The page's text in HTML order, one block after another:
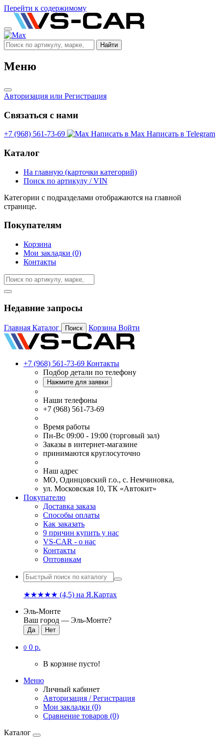
Перейти к содержимому
Найти
Меню
Авторизация или Регистрация
Связаться с нами
+7 (968) 561-73-69 Написать в Max Написать в Telegram
Каталог
На главную (карточки категорий)
Поиск по артикулу / VIN
Категории с подразделами отображаются на главной
странице.
Покупателям
Корзина
Мои закладки (0)
Контакты
Недавние запросы
Главная Каталог Поиск Корзина Войти
+7 (968) 561-73-69 Контакты
Подбор детали по телефону
Нажмите для заявки
Наши телефоны
+7 (968) 561-73-69
Время работы
Пн-Вс 09:00 - 19:00 (торговый зал)
Заказы в интернет-магазине
принимаются круглосуточно
Наш адрес
МО, Одинцовский г.о., с. Немчиновка,
ул. Московская 10, ТК «Автокит»
Покупателю
Доставка заказа
Способы оплаты
Как заказать
9 причин купить у нас
VS-CAR - о нас
Контакты
Оптовикам
★★★★★ (4,5) на Я.Картах
Эль-Монте
Ваш город — Эль-Монте?
0 0 р.
В корзине пусто!
Меню
Личный кабинет
Авторизация / Регистрация
Мои закладки (0)
Сравнение товаров (0)
Каталог